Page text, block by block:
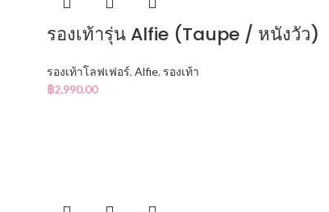
รองเท้ารุ่น Alfie (Taupe / หนังวัว)
รองเท้าโลฟเฟอร์, Alfie, รองเท้า
฿2,990.00